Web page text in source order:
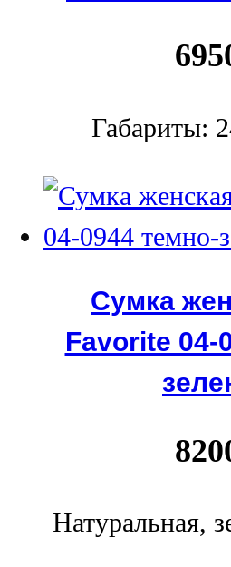
Габариты:
Сумка
Favorite 04-
Натуральная,